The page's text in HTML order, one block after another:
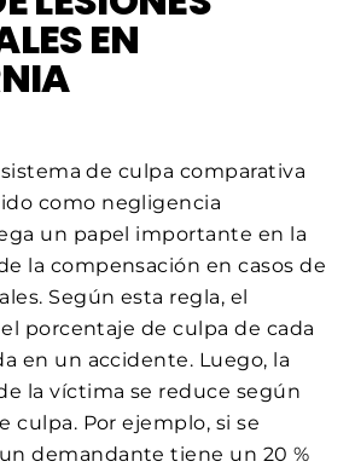
EN
de culpa comparativa
como negligencia
un papel importante en la
la compensación en casos de
Según esta regla, el
porcentaje de culpa de cada
en un accidente. Luego, la
la víctima se reduce según
culpa. Por ejemplo, si se
demandante tiene un 20 %